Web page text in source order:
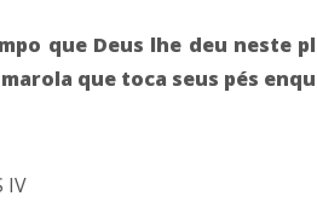
que Deus lhe deu neste
que toca seus pés
IV